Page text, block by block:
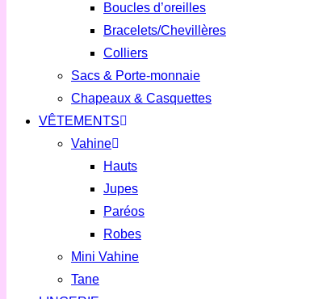
Boucles d’oreilles
Bracelets/Chevillères
Colliers
Sacs & Porte-monnaie
Chapeaux & Casquettes
VÊTEMENTS
Vahine
Hauts
Jupes
Paréos
Robes
Mini Vahine
Tane